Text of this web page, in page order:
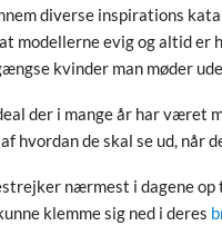
diverse inspirations
modellerne evig og altid er
kvinder man møder
der i mange år har været
hvordan de skal se ud, når
nærmest i dagene
klemme sig ned i deres